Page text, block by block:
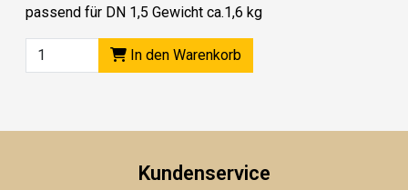
passend für DN 1,5 Gewicht ca.1,6 kg
In den Warenkorb
Kundenservice